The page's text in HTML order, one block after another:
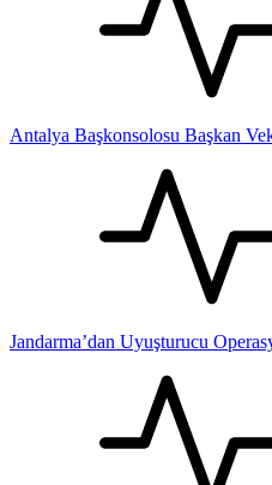
Antalya Başkonsolosu Başkan
Jandarma’dan Uyuşturucu